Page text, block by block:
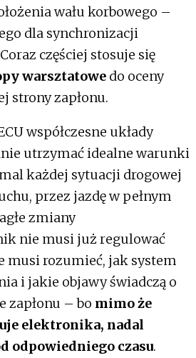
wału korbowego –
dla synchronizacji
częściej stosuje się
warsztatowe do oceny
strony zapłonu.
współczesne układy
utrzymać idealne warunki
każdej sytuacji drogowej
przez jazdę w pełnym
zmiany
nie musi już regulować
musi rozumieć, jak system
i jakie objawy świadczą o
zapłonu – bo mimo że
elektronika, nadal
odpowiedniego czasu.